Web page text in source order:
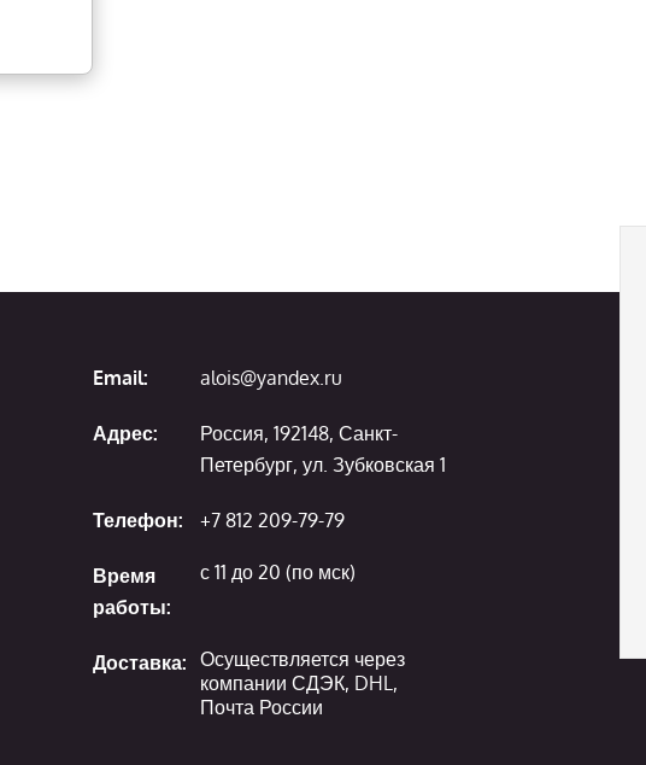
Email: alois@yandex.ru
Адрес:
Россия, 192148, Санкт-
Петербург, ул. Зубковская 1
Телефон: +7 812 209-79-79
Время
работы:
с 11 до 20 (по мск)
Доставка: Осуществляется через
компании СДЭК, DHL,
Почта России